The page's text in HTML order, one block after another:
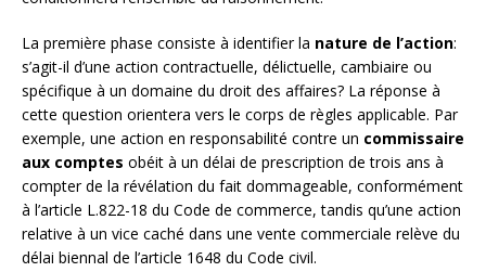
La première phase consiste à identifier la nature de l’action:
s’agit-il d’une action contractuelle, délictuelle, cambiaire ou
spécifique à un domaine du droit des affaires? La réponse à
cette question orientera vers le corps de règles applicable. Par
exemple, une action en responsabilité contre un commissaire
aux comptes obéit à un délai de prescription de trois ans à
compter de la révélation du fait dommageable, conformément
à l’article L.822-18 du Code de commerce, tandis qu’une action
relative à un vice caché dans une vente commerciale relève du
délai biennal de l’article 1648 du Code civil.